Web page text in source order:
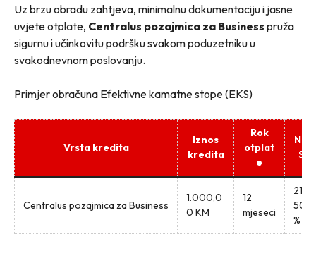
Uz brzu obradu zahtjeva, minimalnu dokumentaciju i jasne
uvjete otplate, Centralus pozajmica za Business pruža
sigurnu i učinkovitu podršku svakom poduzetniku u
svakodnevnom poslovanju.
Primjer obračuna Efektivne kamatne stope (EKS)
Vrsta kredita
Iznos
kredita
Rok
otplat
e
NK
S
Centralus pozajmica za Business
1.000,0
0 KM
12
mjeseci
21,
50
%